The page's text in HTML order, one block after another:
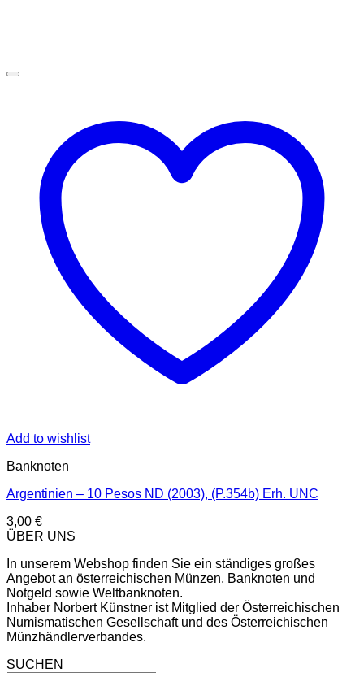
Add to wishlist
Banknoten
Argentinien – 10 Pesos ND (2003), (P.354b) Erh. UNC
3,00 €
ÜBER UNS
In unserem Webshop finden Sie ein ständiges großes
Angebot an österreichischen Münzen, Banknoten und
Notgeld sowie Weltbanknoten.
Inhaber Norbert Künstner ist Mitglied der Österreichischen
Numismatischen Gesellschaft und des Österreichischen
Münzhändlerverbandes.
SUCHEN